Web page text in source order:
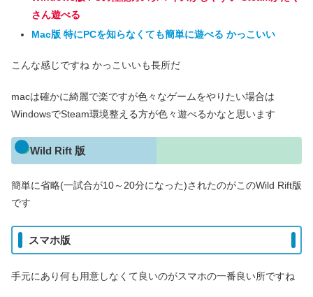
さん遊べる
Mac版 特にPCを知らなくても簡単に遊べる かっこいい
こんな感じですね かっこいいも長所だ
macは確かに綺麗で楽ですが色々なゲームをやりたい場合は
WindowsでSteam環境整える方が色々遊べるかなと思います
Wild Rift 版
簡単に省略(一試合が10～20分になった)されたのがこのWild Rift版
です
スマホ版
手元にあり何も用意しなくて良いのがスマホの一番良い所ですね